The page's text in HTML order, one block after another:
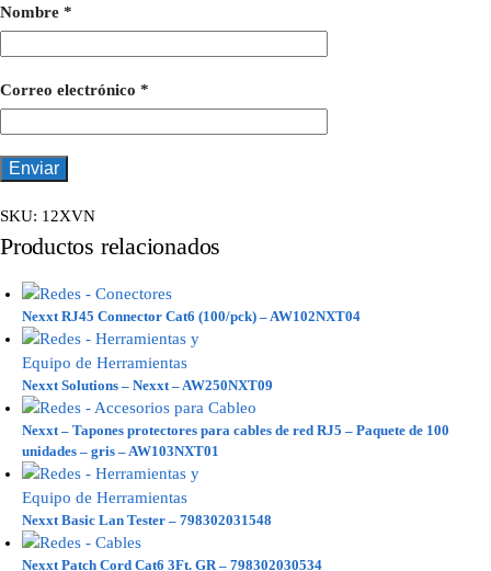
Nombre *
Correo electrónico *
SKU: 12XVN
Productos relacionados
Nexxt RJ45 Connector Cat6 (100/pck) – AW102NXT04
Nexxt Solutions – Nexxt – AW250NXT09
Nexxt – Tapones protectores para cables de red RJ5 – Paquete de 100
unidades – gris – AW103NXT01
Nexxt Basic Lan Tester – 798302031548
Nexxt Patch Cord Cat6 3Ft. GR – 798302030534